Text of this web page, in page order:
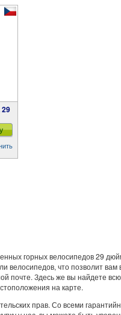
горных велосипедов 29
велосипедов, что позволит
почте. Здесь же вы найдете
на карте.
прав. Со всеми